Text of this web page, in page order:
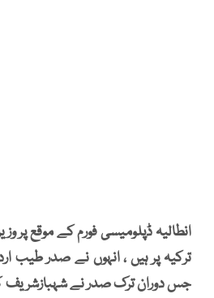
انطالیہ ڈپلومیسی فورم کے موقع پر
ترکیہ پر ہیں ، انہوں نے صدر طیب
جس دوران ترک صدر نے